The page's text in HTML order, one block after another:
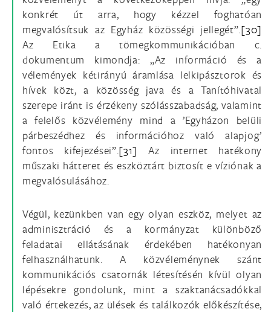
konkrét út arra, hogy kézzel foghatóan
megvalósítsuk az Egyház közösségi jellegét”.[30]
Az Etika a tömegkommunikációban c.
dokumentum kimondja: „Az információ és a
vélemények kétirányú áramlása lelkipásztorok és
hívek közt, a közösség java és a Tanítóhivatal
szerepe iránt is érzékeny szólásszabadság, valamint
a felelős közvélemény mind a ’Egyházon belüli
párbeszédhez és információhoz való alapjog’
fontos kifejezései”.[31] Az internet hatékony
műszaki hátteret és eszköztárt biztosít e víziónak a
megvalósulásához.
Végül, kezünkben van egy olyan eszköz, melyet az
adminisztráció és a kormányzat különböző
feladatai ellátásának érdekében hatékonyan
felhasználhatunk. A közvéleménynek szánt
kommunikációs csatornák létesítésén kívül olyan
lépésekre gondolunk, mint a szaktanácsadókkal
való értekezés, az ülések és találkozók előkészítése,